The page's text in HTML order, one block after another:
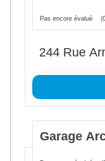
Pas encore évalué
244 Rue
Garage